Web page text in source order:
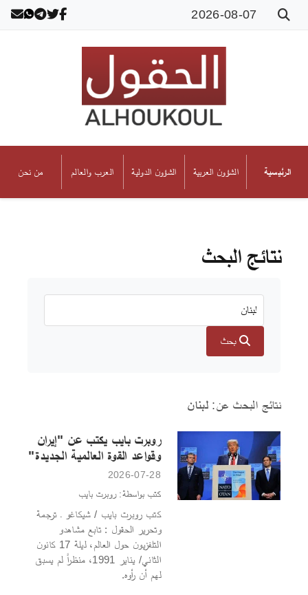
2026-08-07
الرئيسية الشؤون العربية الشؤون الدولية العرب والعالم من نحن
نتائج البحث
بحث
نتائج البحث عن:لبنان
روبرت بايب يكتب عن "إيران
وقواعد القوة العالمية الجديدة"
2026-07-28
كتب بواسطة: روبرت بايب
كتب روبرت بايب / شيكاغو ـ ترجمة
وتحرير الحقول : تابع مشاهدو
التلفزيون حول العالم، ليلة 17 كانون
الثاني/ يناير 1991، منظراً لم يسبق
لهم أن رأوه.